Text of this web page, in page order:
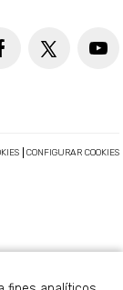
CONFIGURAR COOKIES